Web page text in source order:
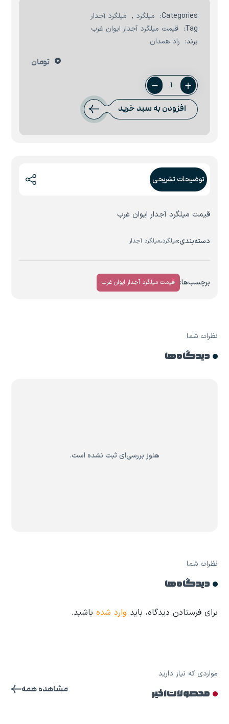
Categories: میلگرد , میلگرد آجدار
Tag:
قیمت میلگرد آجدار ایوان غرب
برند: راد همدان
0 تومان
میلگرد
20
ایوان
افزودن به سبد خرید
توضیحات تشریحی
قیمت میلگرد آجدار ایوان غرب
دسته‌بندی:میلگرد،میلگرد آجدار
برچسب‌ها: قیمت میلگرد آجدار ایوان غرب
نظرات شما
دیدگاه ها
هنوز بررسی‌ای ثبت نشده است.
نظرات شما
دیدگاه ها
برای فرستادن دیدگاه، باید وارد شده باشید.
مواردی که نیاز دارید
محصولات اخیر مشاهده همه